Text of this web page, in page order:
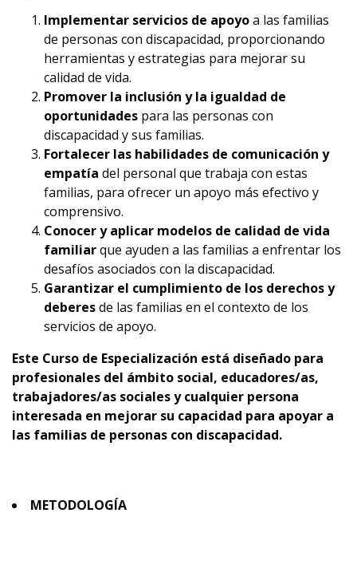
Implementar servicios de apoyoa las familias
de personas con discapacidad, proporcionando
herramientas y estrategias para mejorar su
calidad de vida.
Promover la inclusión y la igualdad de
oportunidades para las personas con
discapacidad y sus familias.
Fortalecer las habilidades de comunicación y
empatía del personal que trabaja con estas
familias, para ofrecer un apoyo más efectivo y
comprensivo.
Conocer y aplicar modelos de calidad de vida
familiarque ayuden a las familias a enfrentar los
desafíos asociados con la discapacidad.
Garantizar el cumplimiento de los derechos y
deberesde las familias en el contexto de los
servicios de apoyo.
Este Curso de Especialización está diseñado para
profesionales del ámbito social, educadores/as,
trabajadores/as sociales y cualquier persona
interesada en mejorar su capacidad para apoyar a
las familias de personas con discapacidad.
METODOLOGÍA